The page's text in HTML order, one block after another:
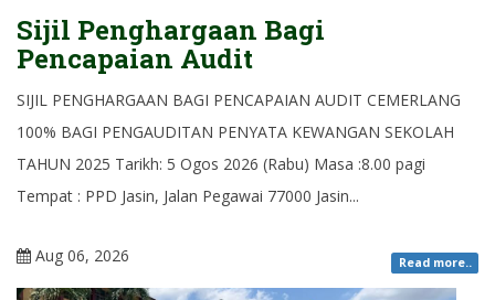
Sijil Penghargaan Bagi
Pencapaian Audit
SIJIL PENGHARGAAN BAGI PENCAPAIAN AUDIT CEMERLANG
100% BAGI PENGAUDITAN PENYATA KEWANGAN SEKOLAH
TAHUN 2025 Tarikh: 5 Ogos 2026 (Rabu) Masa :8.00 pagi
Tempat : PPD Jasin, Jalan Pegawai 77000 Jasin...
Read more..
Aug 06, 2026